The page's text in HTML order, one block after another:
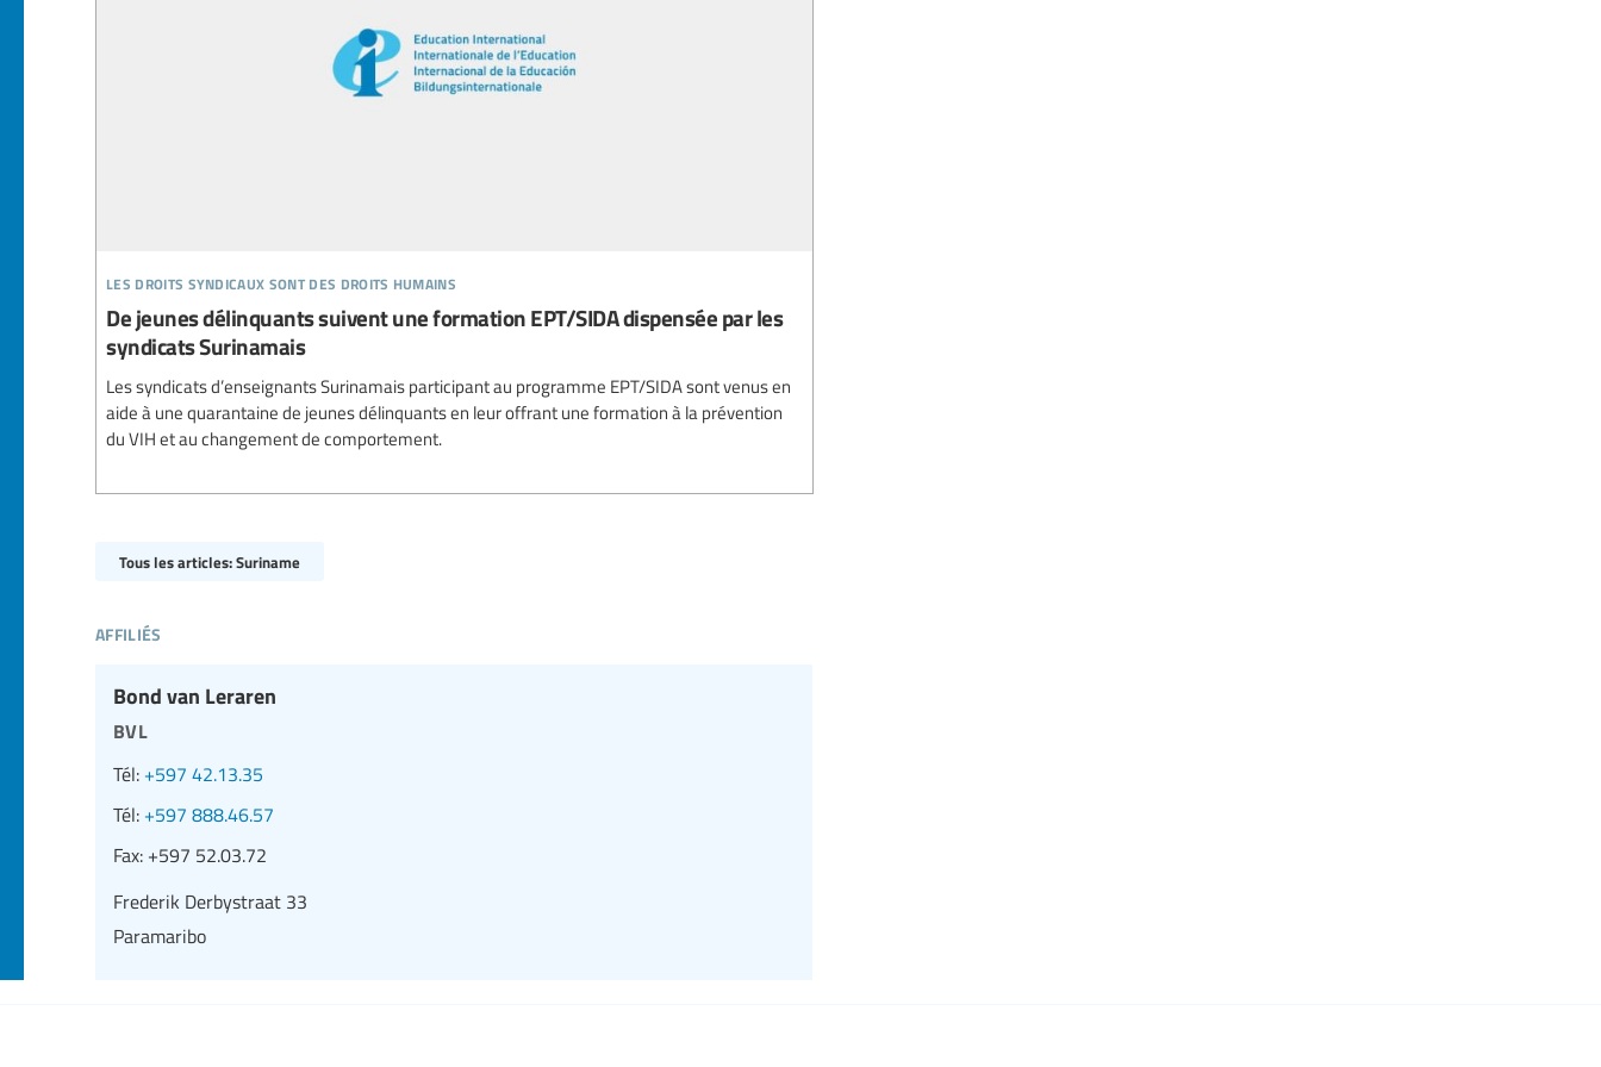
les droits syndicaux sont des droits humains
De jeunes délinquants suivent une formation EPT/SIDA dispensée par les
syndicats Surinamais
Les syndicats d’enseignants Surinamais participant au programme EPT/SIDA sont venus en
aide à une quarantaine de jeunes délinquants en leur offrant une formation à la prévention
du VIH et au changement de comportement.
Tous les articles: Suriname
affiliés
Bond van Leraren
bvl
Tél: +597 42.13.35
Tél: +597 888.46.57
Fax: +597 52.03.72
Frederik Derbystraat 33
Paramaribo